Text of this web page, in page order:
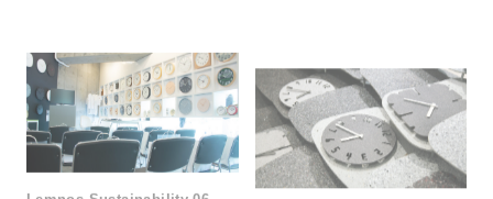
Lemnos Sustainability 06 Lemnos Sustainability 05